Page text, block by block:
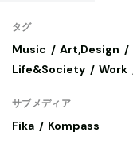
タグ
Music Art,Design
Life&Society
Work
サブメディア
Fika Kompass